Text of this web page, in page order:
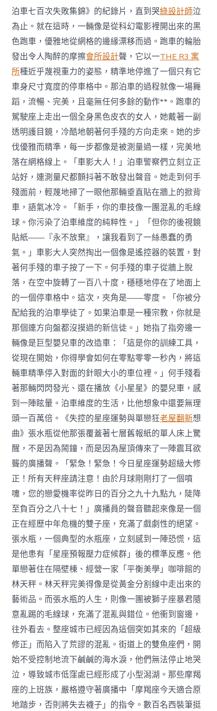
泊車七百次失敗集錦》的紀錄片，直到哭綠設計師泣
為止。就在這時，一輛像是從科幻電影裡開出來的黑
色跑車，優雅地從網格的邊緣漂移而過。跑車的輪胎
發出令人陶醉的摩擦會所設計聲，它以一THE R3 寓
所種近乎蔑視重力的姿態，精準地停進了一個只有它
車身尺寸寬度的停車格中。那泊車的過程就像一場舞
蹈，流暢、完美，且毫無任何多餘的動作**。跑車的
駕駛座上走出一個全身黑色皮衣的女人，她戴著一副
透明護目鏡，冷酷地朝著何手殘的方向走來。她的步
伐優雅而精準，每一步都像是被測量過一樣，完美地
落在網格線上。「車影大人！」泊車警察們立刻立正
站好，連測量尺都顫抖著不敢發出聲音。她走到何手
殘面前，輕蔑地掃了一眼他那輛垂直貼在牆上的掀背
車，語氣冰冷。「新手，你的車技像一團混亂的毛線
球。你污染了泊車維度的純粹性。」「但你的後視鏡
貼紙——『永不放棄』，讓我看到了一絲愚蠢的勇
氣。」車影大人突然掏出一個像是遙控器的裝置，對
著何手殘的車子按了一下。何手殘的車子從牆上脫
落，在空中旋轉了一百八十度，穩穩地停在了地面上
的一個停車格中。這次，夾角是——零度。「你被分
配給我的泊車學徒了。如果泊車是一種宗教，你就是
那個連方向盤都沒摸過的新信徒。」她指了指旁邊一
輛像是巨型嬰兒車的改造車：「這是你的訓練工具，
從現在開始，你得學會如何在零點零零一秒內，將這
輛車精準停入對面的針眼大小的車位裡。」何手殘看
著那輛閃閃發光、還在播放《小星星》的嬰兒車，感
到一陣眩暈。泊車維度的生活，比他想象中還要無理
頭一百萬倍。《失控的星座運勢與單戀狂老屋翻新想
曲》張水瓶從他那張覆蓋著七層舊報紙的單人床上驚
醒，不是因為鬧鐘，而是因為屋頂傳來了一陣震耳欲
聾的廣播聲。「緊急！緊急！今日星座運勢超級大修
正！所有天秤座請注意！由於月球剛剛打了一個噴
嚏，您的戀愛機率從昨日的百分之九十九點九，陡降
至負百分之八十七！」廣播員的聲音聽起來像是一個
正在經歷中年危機的雙子座，充滿了戲劇性的絕望。
張水瓶，一個典型的水瓶座，立刻感到一陣恐慌，這
是他患有「星座預報壓力症候群」後的標準反應。他
單戀著住在隔壁棟、經營一家「平衡美學」咖啡館的
林天秤。林天秤完美得像是從黃金分割線中走出來的
藝術品。而張水瓶的人生，則像一團被獅子座暴君隨
意亂踢的毛線球，充滿了混亂與錯位。他衝到窗邊，
往外看去。整座城市已經因為這個突如其來的「超級
修正」而陷入了荒謬的混亂。街道上的雙魚座們，開
始不受控制地流下鹹鹹的海水淚，他們無法停止地哭
泣，導致城市低窪處已經形成了小型潟湖。那些摩羯
座的上班族，嚴格遵守著廣播中「摩羯座今天適合原
地踏步，否則將失去襪子」的指令。數百名西裝筆挺